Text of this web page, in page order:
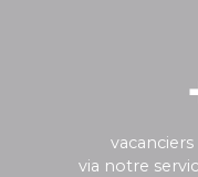
via notre